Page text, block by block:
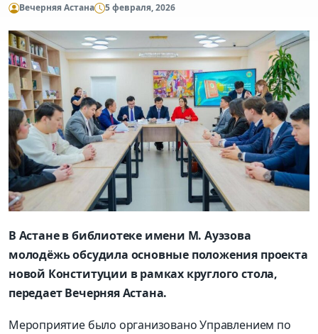
Вечерняя Астана 5 февраля, 2026
В Астане в библиотеке имени М. Ауэзова
молодёжь обсудила основные положения проекта
новой Конституции в рамках круглого стола,
передает Вечерняя Астана.
Мероприятие было организовано Управлением по